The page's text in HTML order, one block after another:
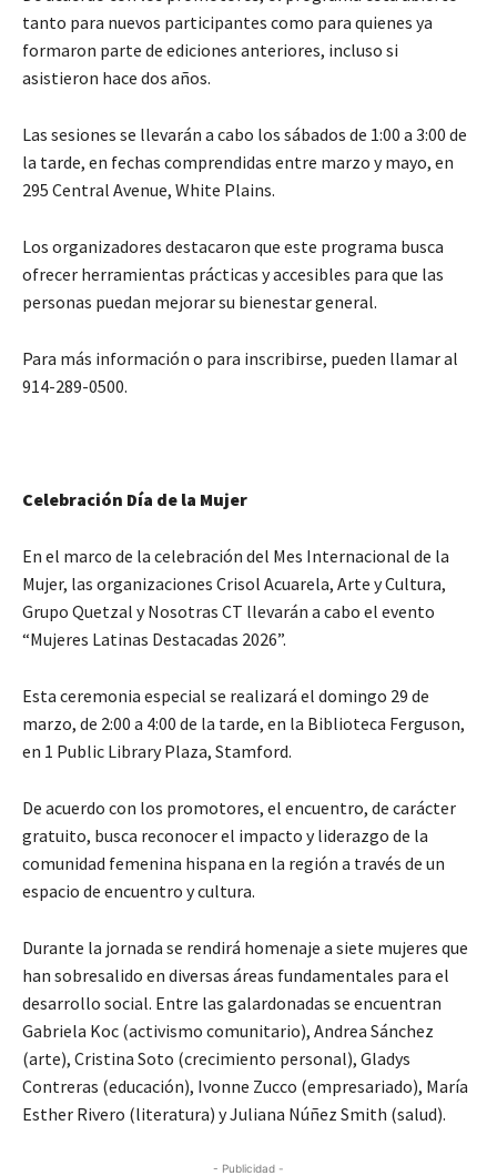
tanto para nuevos participantes como para quienes ya
formaron parte de ediciones anteriores, incluso si
asistieron hace dos años.
Las sesiones se llevarán a cabo los sábados de 1:00 a 3:00 de
la tarde, en fechas comprendidas entre marzo y mayo, en
295 Central Avenue, White Plains.
Los organizadores destacaron que este programa busca
ofrecer herramientas prácticas y accesibles para que las
personas puedan mejorar su bienestar general.
Para más información o para inscribirse, pueden llamar al
914-289-0500.
Celebración Día de la Mujer
En el marco de la celebración del Mes Internacional de la
Mujer, las organizaciones Crisol Acuarela, Arte y Cultura,
Grupo Quetzal y Nosotras CT llevarán a cabo el evento
“Mujeres Latinas Destacadas 2026”.
Esta ceremonia especial se realizará el domingo 29 de
marzo, de 2:00 a 4:00 de la tarde, en la Biblioteca Ferguson,
en 1 Public Library Plaza, Stamford.
De acuerdo con los promotores, el encuentro, de carácter
gratuito, busca reconocer el impacto y liderazgo de la
comunidad femenina hispana en la región a través de un
espacio de encuentro y cultura.
Durante la jornada se rendirá homenaje a siete mujeres que
han sobresalido en diversas áreas fundamentales para el
desarrollo social. Entre las galardonadas se encuentran
Gabriela Koc (activismo comunitario), Andrea Sánchez
(arte), Cristina Soto (crecimiento personal), Gladys
Contreras (educación), Ivonne Zucco (empresariado), María
Esther Rivero (literatura) y Juliana Núñez Smith (salud).
- Publicidad -